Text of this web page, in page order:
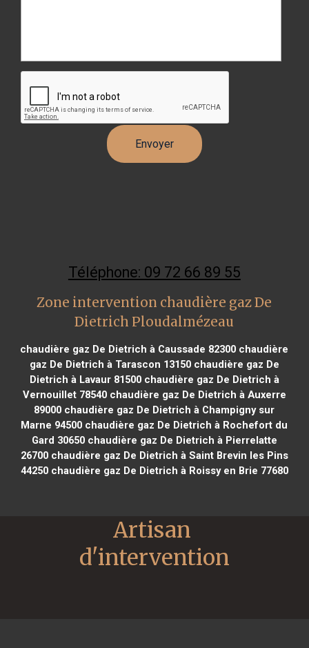
Téléphone: 09 72 66 89 55
Zone intervention chaudière gaz De
Dietrich Ploudalmézeau
chaudière gaz De Dietrich à Caussade 82300 chaudière
gaz De Dietrich à Tarascon 13150chaudière gaz De
Dietrich à Lavaur 81500chaudière gaz De Dietrich à
Vernouillet 78540chaudière gaz De Dietrich à Auxerre
89000 chaudière gaz De Dietrich à Champigny sur
Marne 94500 chaudière gaz De Dietrich à Rochefort du
Gard 30650chaudière gaz De Dietrich à Pierrelatte
26700chaudière gaz De Dietrich à Saint Brevin les Pins
44250chaudière gaz De Dietrich à Roissy en Brie 77680
Artisan
d'intervention